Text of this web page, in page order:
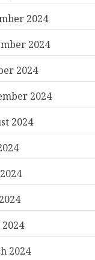
2024
2024
2024
2024
2024
2024